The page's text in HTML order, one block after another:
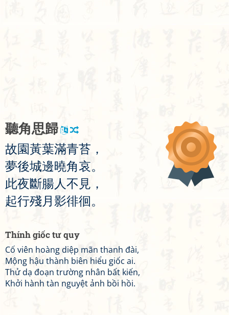
聽角思歸
故園黃葉滿青苔 ，
夢後城邊曉角哀。
此夜斷腸人不 見 ，
起行殘 月 影徘徊。
Thính giốc tư quy
Cố viên hoàng diệp mãn thanh đài,
Mộng hậu thành biên hiểu giốc ai.
Thử dạ đoạn trường nhân bất kiến,
Khởi hành tàn nguyệt ảnh bồi hồi.